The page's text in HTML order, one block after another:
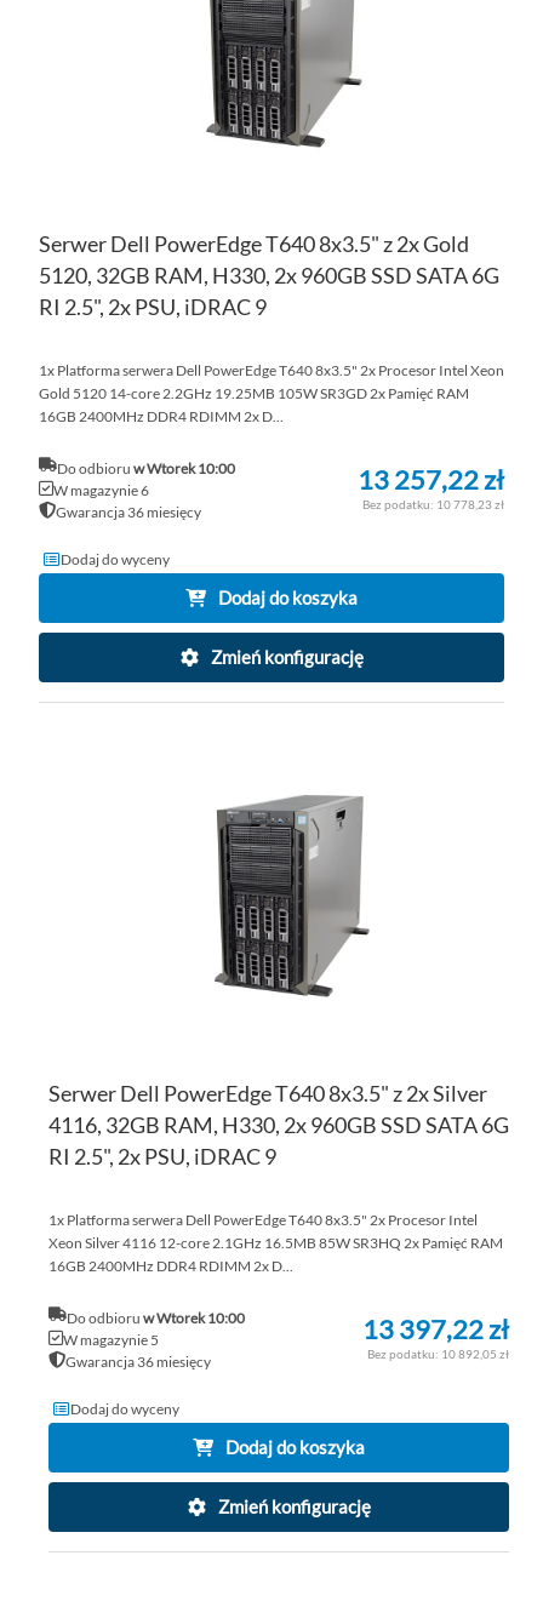
Serwer Dell PowerEdge T640 8x3.5" z 2x Gold
5120, 32GB RAM, H330, 2x 960GB SSD SATA 6G
RI 2.5", 2x PSU, iDRAC 9
1x Platforma serwera Dell PowerEdge T640 8x3.5" 2x Procesor Intel Xeon
Gold 5120 14-core 2.2GHz 19.25MB 105W SR3GD 2x Pamięć RAM
16GB 2400MHz DDR4 RDIMM 2x D...
Do odbioru w Wtorek 10:00
W magazynie 6
Gwarancja 36 miesięcy
13 257,22 zł
10 778,23 zł
Dodaj do wyceny
Dodaj do koszyka
Zmień konfigurację
Serwer Dell PowerEdge T640 8x3.5" z 2x Silver
4116, 32GB RAM, H330, 2x 960GB SSD SATA 6G
RI 2.5", 2x PSU, iDRAC 9
1x Platforma serwera Dell PowerEdge T640 8x3.5" 2x Procesor Intel
Xeon Silver 4116 12-core 2.1GHz 16.5MB 85W SR3HQ 2x Pamięć RAM
16GB 2400MHz DDR4 RDIMM 2x D...
Do odbioruw Wtorek 10:00
W magazynie 5
Gwarancja 36 miesięcy
13 397,22 zł
10 892,05 zł
Dodaj do wyceny
Dodaj do koszyka
Zmień konfigurację